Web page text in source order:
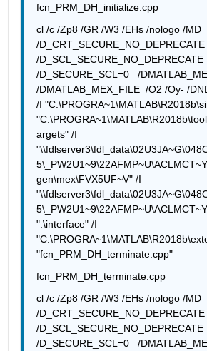
fcn_PRM_DH_initialize.cpp
cl /c /Zp8 /GR /W3 /EHs /nologo /MD
/D_CRT_SECURE_NO_DEPRECATE
/D_SCL_SECURE_NO_DEPRECATE
/D_SECURE_SCL=0   /
/DMATLAB_MEX_FILE  /O2 /Oy- /
/I
argets" /I
gen\mex\FVX5UF~V" /I
".\interface" /I
"fcn_PRM_DH_terminate.cpp"
fcn_PRM_DH_terminate.cpp
cl /c /Zp8 /GR /W3 /EHs /nologo /MD
/D_CRT_SECURE_NO_DEPRECATE
/D_SCL_SECURE_NO_DEPRECATE
/D_SECURE_SCL=0   /